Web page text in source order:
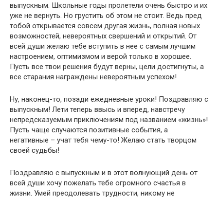
выпускным. Школьные годы пролетели очень быстро и их
уже не вернуть. Но грустить об этом не стоит. Ведь пред
тобой открывается совсем другая жизнь, полная новых
возможностей, невероятных свершений и открытий. От
всей души желаю тебе вступить в нее с самым лучшим
настроением, оптимизмом и верой только в хорошее.
Пусть все твои решения будут верны, цели достигнуты, а
все старания награждены невероятным успехом!
Ну, наконец-то, позади ежедневные уроки! Поздравляю с
выпускным! Лети теперь ввысь и вперед, навстречу
непредсказуемым приключениям под названием «жизнь»!
Пусть чаще случаются позитивные события, а
негативные – учат тебя чему-то! Желаю стать творцом
своей судьбы!
Поздравляю с выпускным и в этот волнующий день от
всей души хочу пожелать тебе огромного счастья в
жизни. Умей преодолевать трудности, никому не